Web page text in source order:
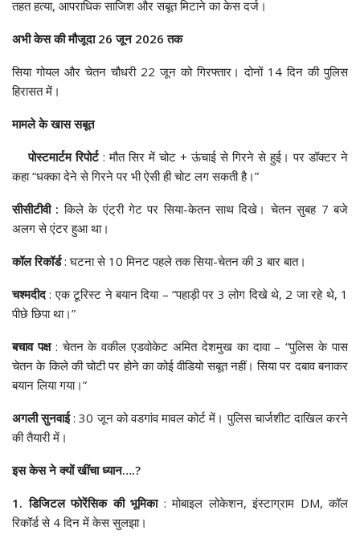
तहत हत्या, आपराधिक साजिश और सबूत मिटाने का केस दर्ज।
अभी केस की मौजूदा 26 जून 2026 तक
सिया गोयल और चेतन चौधरी 22 जून को गिरफ्तार। दोनों 14 दिन की पुलिस
हिरासत में।
मामले के खास सबूत
पोस्टमार्टम रिपोर्ट: मौत सिर में चोट + ऊंचाई से गिरने से हुई। पर डॉक्टर ने
कहा “धक्का देने से गिरने पर भी ऐसी ही चोट लग सकती है।”
सीसीटीवी : किले के एंट्री गेट पर सिया-केतन साथ दिखे। चेतन सुबह 7 बजे
अलग से एंटर हुआ था।
कॉल रिकॉर्ड: घटना से 10 मिनट पहले तक सिया-चेतन की 3 बार बात।
चश्मदीद: एक टूरिस्ट ने बयान दिया – “पहाड़ी पर 3 लोग दिखे थे, 2 जा रहे थे, 1
पीछे छिपा था।”
बचाव पक्ष: चेतन के वकील एडवोकेट अमित देशमुख का दावा – “पुलिस के पास
चेतन के किले की चोटी पर होने का कोई वीडियो सबूत नहीं। सिया पर दबाव बनाकर
बयान लिया गया।”
अगली सुनवाई: 30 जून को वडगांव मावल कोर्ट में। पुलिस चार्जशीट दाखिल करने
की तैयारी में।
इस केस ने क्यों खींचा ध्यान….?
1. डिजिटल फोरेंसिक की भूमिका: मोबाइल लोकेशन, इंस्टाग्राम DM, कॉल
रिकॉर्ड से 4 दिन में केस सुलझा।